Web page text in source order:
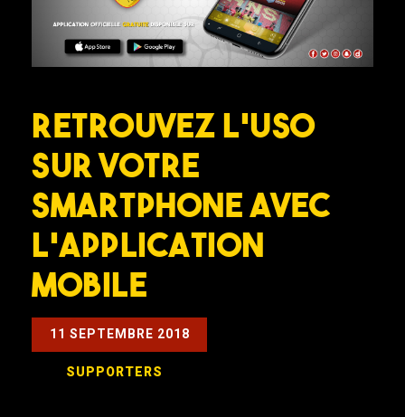
Retrouvez l’USO
sur votre
smartphone avec
l’application
mobile
11 SEPTEMBRE 2018
SUPPORTERS